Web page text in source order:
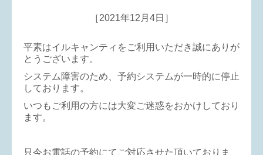
［2021年12月4日］
平素はイルキャンティをご利用いただき誠にありが
とうございます。
システム障害のため、予約システムが一時的に停止
しております。
いつもご利用の方には大変ご迷惑をおかけしており
ます。
只今お電話の予約にてご対応させた頂いておりま